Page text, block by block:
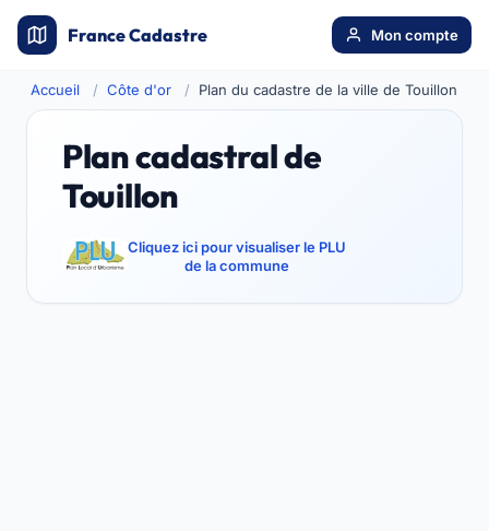
France Cadastre Mon compte
Accueil Côte d'or Plan du cadastre de la ville de Touillon
Plan cadastral de
Touillon
Cliquez ici pour visualiser le PLU
de la commune